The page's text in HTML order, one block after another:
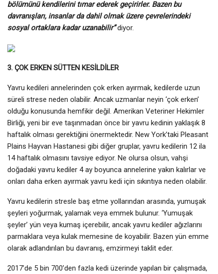
bölümünü kendilerini tımar ederek geçirirler. Bazen bu
davranışları, insanlar da dahil olmak üzere çevrelerindeki
sosyal ortaklara kadar uzanabilir”diyor.
3. ÇOK ERKEN SÜTTEN KESİLDİLER
Yavru kedileri annelerinden çok erken ayırmak, kedilerde uzun
süreli strese neden olabilir. Ancak uzmanlar neyin ‘çok erken’
olduğu konusunda hemfikir değil. Amerikan Veteriner Hekimler
Birliği, yeni bir eve taşınmadan önce bir yavru kedinin yaklaşık 8
haftalık olması gerektiğini önermektedir. New York’taki Pleasant
Plains Hayvan Hastanesi gibi diğer gruplar, yavru kedilerin 12 ila
14 haftalık olmasını tavsiye ediyor. Ne olursa olsun, vahşi
doğadaki yavru kediler 4 ay boyunca annelerine yakın kalırlar ve
onları daha erken ayırmak yavru kedi için sıkıntıya neden olabilir.
Yavru kedilerin stresle baş etme yollarından arasında, yumuşak
şeyleri yoğurmak, yalamak veya emmek bulunur. ‘Yumuşak
şeyler’ yün veya kumaş içerebilir, ancak yavru kediler ağızlarını
parmaklara veya kulak memesine de koyabilir. Bazen yün emme
olarak adlandırılan bu davranış, emzirmeyi taklit eder.
2017’de 5 bin 700’den fazla kedi üzerinde yapılan bir çalışmada,